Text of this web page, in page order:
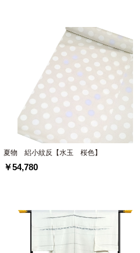
夏物 絽小紋反【水玉 桜色】
￥54,780